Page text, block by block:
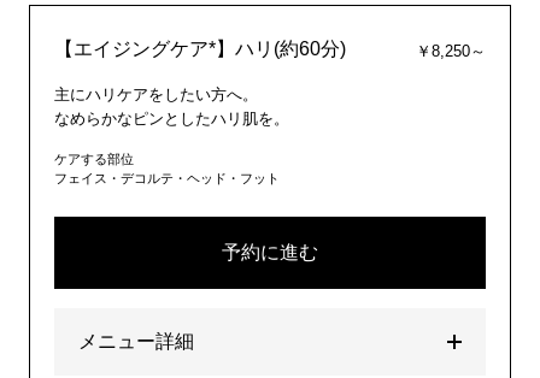
【エイジングケア*】ハリ(約60分) ￥8,250～
主にハリケアをしたい方へ。
なめらかなピンとしたハリ肌を。
ケアする部位
フェイス・デコルテ・ヘッド・フット
予約に進む
メニュー詳細